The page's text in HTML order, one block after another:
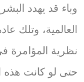
وباء قد يهدد
العالمية، وتلك
نظرية المؤامرة
حتى لو كانت هذه